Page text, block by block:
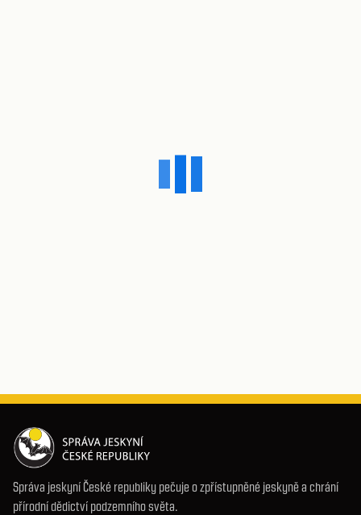
Správa jeskyní České republiky pečuje o zpřístupněné jeskyně a chrání
přírodní dědictví podzemního světa.